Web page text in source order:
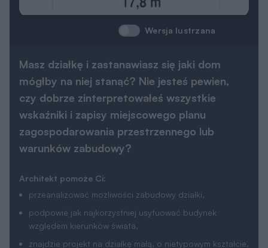
Wersja lustrzana
Masz działkę i zastanawiasz się jaki dom
mógłby na niej stanąć? Nie jesteś pewien,
czy dobrze zinterpretowałeś wszystkie
wskaźniki i zapisy miejscowego planu
zagospodarowania przestrzennego lub
warunków zabudowy?
Architekt pomoże Ci:
przeanalizować możliwości zabudowy działki,
podpowie jak najkorzystniej usytuować budynek
względem kierunków świata,
znajdzie projekt na działkę małą, o nietypowym kształcie,